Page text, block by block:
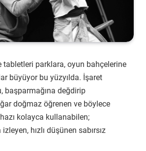
tabletleri parklara, oyun bahçelerine
büyüyor bu yüzyılda. İşaret
başparmağına değdirip
doğmaz öğrenen ve böylece
kolayca kullanabilen;
hızlı düşünen sabırsız